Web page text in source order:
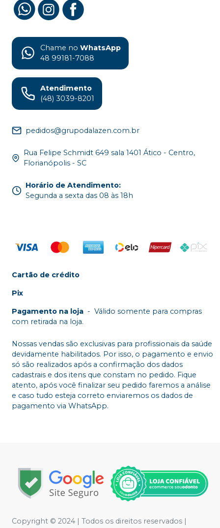
Chame no WhatsApp
48 99181-7088
Atendimento
(48) 3039-8201
pedidos@grupodalazen.com.br
Rua Felipe Schmidt 649 sala 1401 Ático - Centro,
Florianópolis - SC
Horário de Atendimento:
Segunda a sexta das 08 às 18h
Cartão de crédito
Pix
Pagamento na loja - Válido somente para compras
com retirada na loja.
Nossas vendas são exclusivas para profissionais da saúde
devidamente habilitados. Por isso, o pagamento e envio
só são realizados após a confirmação dos dados
cadastrais e dos itens que constam no pedido. Fique
atento, após você finalizar seu pedido faremos a análise
e caso tudo esteja correto enviaremos os dados de
pagamento via WhatsApp.
Copyright © 2024 | Todos os direitos reservados |